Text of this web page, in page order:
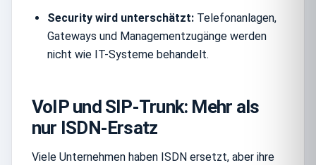
Security wird unterschätzt: Telefonanlagen,
Gateways und Managementzugänge werden
nicht wie IT-Systeme behandelt.
VoIP und SIP-Trunk: Mehr als
nur ISDN-Ersatz
Viele Unternehmen haben ISDN ersetzt, aber ihre